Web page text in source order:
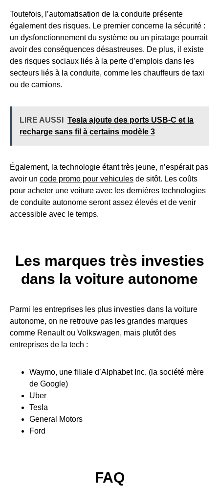
Toutefois, l’automatisation de la conduite présente
également des risques. Le premier concerne la sécurité :
un dysfonctionnement du système ou un piratage pourrait
avoir des conséquences désastreuses. De plus, il existe
des risques sociaux liés à la perte d’emplois dans les
secteurs liés à la conduite, comme les chauffeurs de taxi
ou de camions.
LIRE AUSSI
Tesla ajoute des ports USB-C et la
recharge sans fil à certains modèle 3
Également, la technologie étant très jeune, n’espérait pas
avoir un code promo pour vehicules de sitôt. Les coûts
pour acheter une voiture avec les dernières technologies
de conduite autonome seront assez élevés et de venir
accessible avec le temps.
Les marques très investies
dans la voiture autonome
Parmi les entreprises les plus investies dans la voiture
autonome, on ne retrouve pas les grandes marques
comme Renault ou Volkswagen, mais plutôt des
entreprises de la tech :
Waymo, une filiale d’Alphabet Inc. (la société mère
de Google)
Uber
Tesla
General Motors
Ford
FAQ